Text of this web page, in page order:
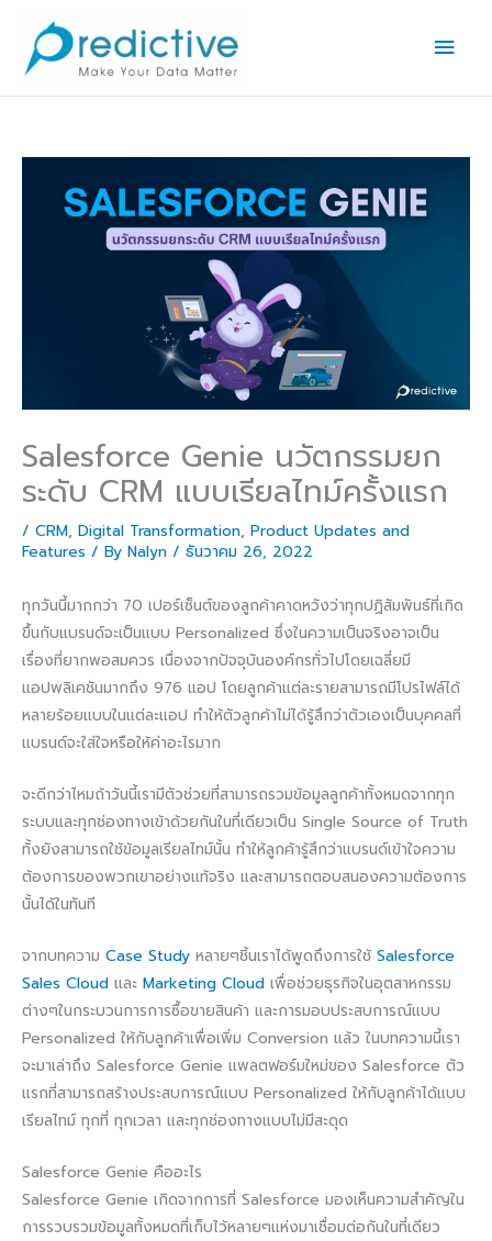
content
Salesforce Genie นวัตกรรมยก
ระดับ CRM แบบเรียลไทม์ครั้งแรก
/ CRM, Digital Transformation, Product Updates and
Features / By Nalyn / ธันวาคม 26, 2022
ทุกวันนี้มากกว่า 70 เปอร์เซ็นต์ของลูกค้าคาดหวังว่าทุกปฏิสัมพันธ์ที่เกิด
ขึ้นกับแบรนด์จะเป็นแบบ Personalized ซึ่งในความเป็นจริงอาจเป็น
เรื่องที่ยากพอสมควร เนื่องจากปัจจุบันองค์กรทั่วไปโดยเฉลี่ยมี
แอปพลิเคชันมากถึง 976 แอป โดยลูกค้าแต่ละรายสามารถมีโปรไฟล์ได้
หลายร้อยแบบในแต่ละแอป ทำให้ตัวลูกค้าไม่ได้รู้สึกว่าตัวเองเป็นบุคคลที่
แบรนด์จะใส่ใจหรือให้ค่าอะไรมาก
จะดีกว่าไหมถ้าวันนี้เรามีตัวช่วยที่สามารถรวมข้อมูลลูกค้าทั้งหมดจากทุก
ระบบและทุกช่องทางเข้าด้วยกันในที่เดียวเป็น Single Source of Truth
ทั้งยังสามารถใช้ข้อมูลเรียลไทม์นั้น ทำให้ลูกค้ารู้สึกว่าแบรนด์เข้าใจความ
ต้องการของพวกเขาอย่างแท้จริง และสามารถตอบสนองความต้องการ
นั้นได้ในทันที
จากบทความ Case Study หลายๆชิ้นเราได้พูดถึงการใช้ Salesforce
Sales Cloud และ Marketing Cloud เพื่อช่วยธุรกิจในอุตสาหกรรม
ต่างๆในกระบวนการการซื้อขายสินค้า และการมอบประสบการณ์แบบ
Personalized ให้กับลูกค้าเพื่อเพิ่ม Conversion แล้ว ในบทความนี้เรา
จะมาเล่าถึง Salesforce Genie แพลตฟอร์มใหม่ของ Salesforce ตัว
แรกที่สามารถสร้างประสบการณ์แบบ Personalized ให้กับลูกค้าได้แบบ
เรียลไทม์ ทุกที่ ทุกเวลา และทุกช่องทางแบบไม่มีสะดุด
Salesforce Genie คืออะไร
Salesforce Genie เกิดจากการที่ Salesforce มองเห็นความสำคัญใน
การรวบรวมข้อมูลทั้งหมดที่เก็บไว้หลายๆแห่งมาเชื่อมต่อกันในที่เดียว